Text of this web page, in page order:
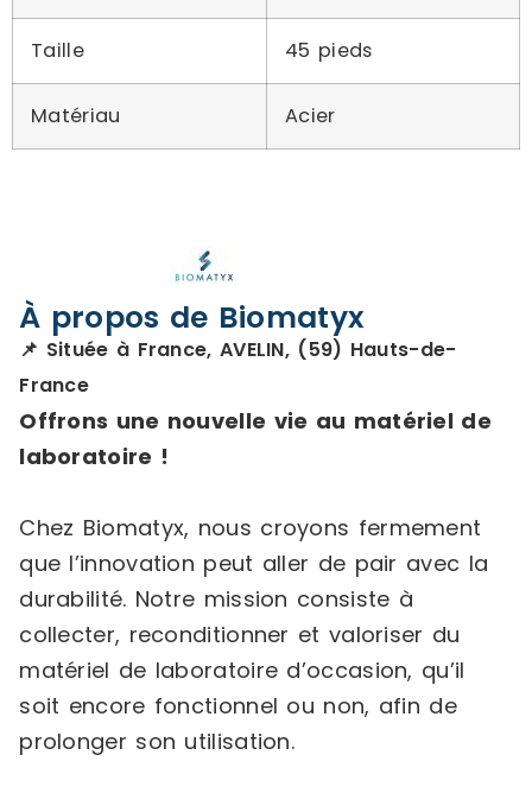
Taille 45 pieds
Matériau Acier
À propos de Biomatyx
📌 Située à France, AVELIN, (59) Hauts-de-
France
Offrons une nouvelle vie au matériel de
laboratoire !
Chez Biomatyx, nous croyons fermement
que l’innovation peut aller de pair avec la
durabilité. Notre mission consiste à
collecter, reconditionner et valoriser du
matériel de laboratoire d’occasion, qu’il
soit encore fonctionnel ou non, afin de
prolonger son utilisation.